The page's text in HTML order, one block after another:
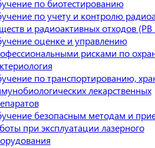
по биотестированию
по учету и контролю
и радиоактивных отходов
оценке и управлению
рисками по
по транспортированию,
лекарственных
безопасным методам и
при эксплуатации лазерного